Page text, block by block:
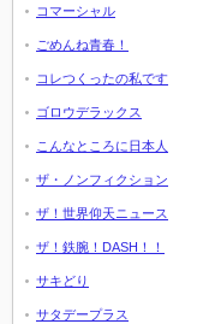
コマーシャル
ごめんね青春！
コレつくったの私です
ゴロウデラックス
こんなところに日本人
ザ・ノンフィクション
ザ！世界仰天ニュース
ザ！鉄腕！DASH！！
サキどり
サタデープラス